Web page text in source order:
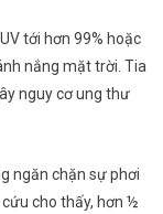
tới hơn 99% hoặc
nắng mặt trời. Tia
nguy cơ ung thư
ngăn chặn sự phơi
cho thấy, hơn ½